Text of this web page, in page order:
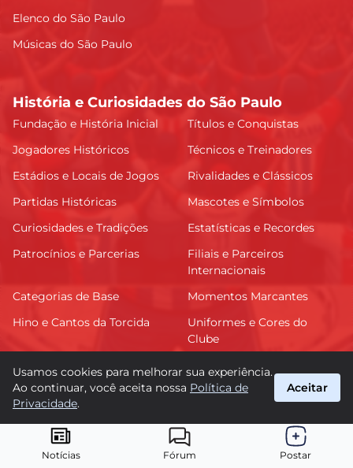
Notícias Fórum Postar
Elenco do São Paulo
Músicas do São Paulo
História e Curiosidades do São Paulo
Fundação e História Inicial
Títulos e Conquistas
Jogadores Históricos
Técnicos e Treinadores
Estádios e Locais de Jogos
Rivalidades e Clássicos
Partidas Históricas
Mascotes e Símbolos
Curiosidades e Tradições
Estatísticas e Recordes
Patrocínios e Parcerias
Filiais e Parceiros
Internacionais
Categorias de Base
Momentos Marcantes
Hino e Cantos da Torcida
Uniformes e Cores do
Clube
Polêmicas e Controvérsias
Contribuições para o
Futebol Brasileiro
Ações Sociais e
Comunitárias
Usamos cookies para melhorar sua experiência.
Ao continuar, você aceita nossa Política de
Privacidade.
Aceitar